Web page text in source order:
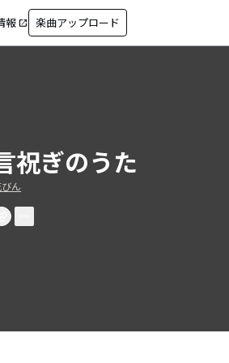
報 open_in_new 楽曲アップロード
祝ぎのうた
ん